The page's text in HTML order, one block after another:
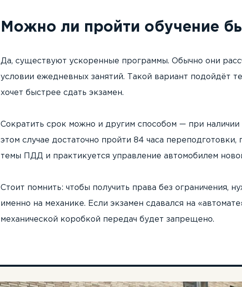
Можно ли пройти обучение
Да, существуют ускоренные программы. Обычно они
условии ежедневных занятий. Такой вариант подойдёт
хочет быстрее сдать экзамен.
Сократить срок можно и другим способом — при
этом случае достаточно пройти 84 часа
темы ПДД и практикуется управление автомобилем
Стоит помнить: чтобы получить права без ограничения,
именно на механике. Если экзамен сдавался на
механической коробкой передач будет запрещено.